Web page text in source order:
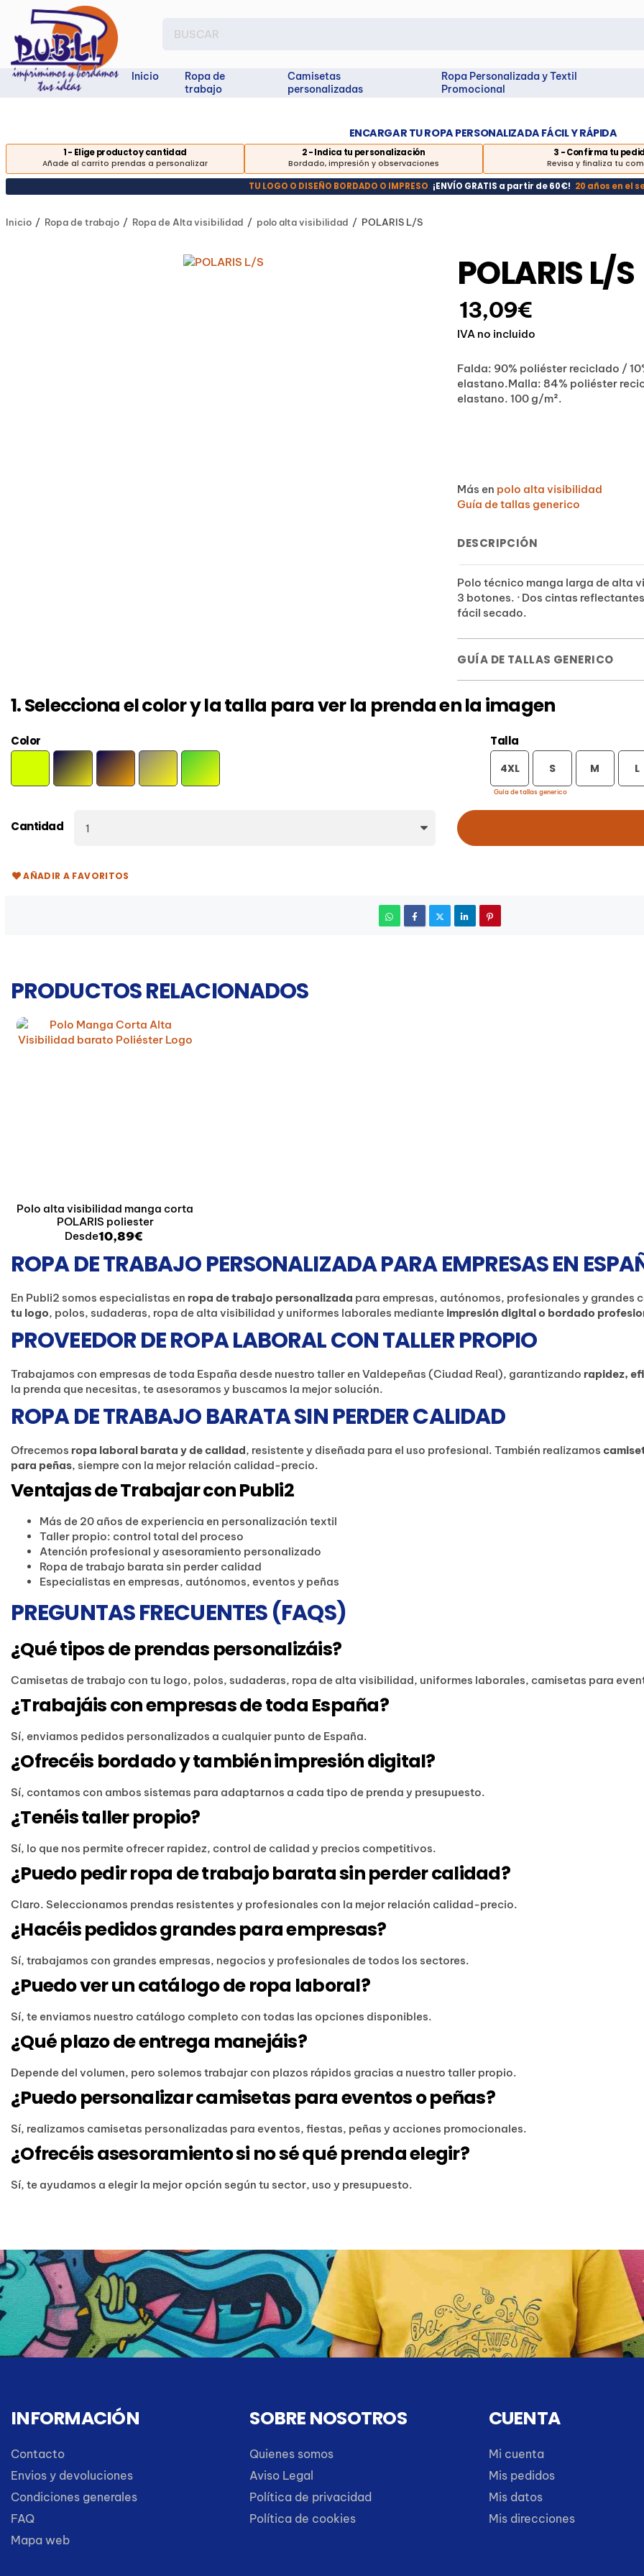
Inicio
Ropa de
trabajo
Camisetas
personalizadas
Ropa Personalizada y Textil
Promocional
ENCARGAR TU ROPA PERSONALIZADA FÁCIL Y RÁPIDA
1 - Elige producto y cantidad
Añade al carrito prendas a personalizar
2 - Indica tu personalización
Bordado, impresión y observaciones
3 - Confirma tu
Revisa y finaliza tu
TU LOGO O DISEÑO BORDADO O IMPRESO ¡ENVÍO GRATIS a partir de 60€! 20 años en el
Inicio Ropa de trabajo Ropa de Alta visibilidad polo alta visibilidad POLARIS L/S
POLARIS L/S
Falda: 90% poliéster reciclado /
elastano.Malla: 84% poliéster
elastano. 100 g/m².
13,09€
IVA no incluido
Color Talla
4XL S M L
Guía de tallas generico
Cantidad
AÑADIR A FAVORITOS
Más en polo alta visibilidad
Guía de tallas generico
DESCRIPCIÓN
Polo técnico manga larga de alta
3 botones. · Dos cintas
fácil secado.
GUÍA DE TALLAS GENERICO
1. Selecciona el color y la talla para ver la prenda en la imagen
PRODUCTOS RELACIONADOS
Polo alta visibilidad manga corta
POLARIS poliester
Desde10,89€
ROPA DE TRABAJO PERSONALIZADA PARA EMPRESAS EN
En Publi2 somos especialistas en ropa de trabajo personalizada para empresas, autónomos, profesionales y grandes
tu logo, polos, sudaderas, ropa de alta visibilidad y uniformes laborales mediante impresión digital o bordado
PROVEEDOR DE ROPA LABORAL CON TALLER PROPIO
Trabajamos con empresas de toda España desde nuestro taller en Valdepeñas (Ciudad Real), garantizando rapidez,
la prenda que necesitas, te asesoramos y buscamos la mejor solución.
ROPA DE TRABAJO BARATA SIN PERDER CALIDAD
Ofrecemos ropa laboral barata y de calidad, resistente y diseñada para el uso profesional. También realizamos
para peñas, siempre con la mejor relación calidad-precio.
Ventajas de Trabajar con Publi2
Más de 20 años de experiencia en personalización textil
Taller propio: control total del proceso
Atención profesional y asesoramiento personalizado
Ropa de trabajo barata sin perder calidad
Especialistas en empresas, autónomos, eventos y peñas
PREGUNTAS FRECUENTES (FAQS)
¿Qué tipos de prendas personalizáis?
Camisetas de trabajo con tu logo, polos, sudaderas, ropa de alta visibilidad, uniformes laborales, camisetas para
¿Trabajáis con empresas de toda España?
Sí, enviamos pedidos personalizados a cualquier punto de España.
¿Ofrecéis bordado y también impresión digital?
Sí, contamos con ambos sistemas para adaptarnos a cada tipo de prenda y presupuesto.
¿Tenéis taller propio?
Sí, lo que nos permite ofrecer rapidez, control de calidad y precios competitivos.
¿Puedo pedir ropa de trabajo barata sin perder calidad?
Claro. Seleccionamos prendas resistentes y profesionales con la mejor relación calidad-precio.
¿Hacéis pedidos grandes para empresas?
Sí, trabajamos con grandes empresas, negocios y profesionales de todos los sectores.
¿Puedo ver un catálogo de ropa laboral?
Sí, te enviamos nuestro catálogo completo con todas las opciones disponibles.
¿Qué plazo de entrega manejáis?
Depende del volumen, pero solemos trabajar con plazos rápidos gracias a nuestro taller propio.
¿Puedo personalizar camisetas para eventos o peñas?
Sí, realizamos camisetas personalizadas para eventos, fiestas, peñas y acciones promocionales.
¿Ofrecéis asesoramiento si no sé qué prenda elegir?
Sí, te ayudamos a elegir la mejor opción según tu sector, uso y presupuesto.
INFORMACIÓN
Contacto
Envios y devoluciones
Condiciones generales
FAQ
Mapa web
SOBRE NOSOTROS
Quienes somos
Aviso Legal
Política de privacidad
Política de cookies
CUENTA
Mi cuenta
Mis pedidos
Mis datos
Mis direcciones